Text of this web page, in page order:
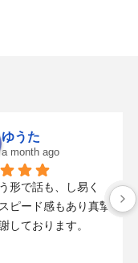
く
真摯に向き合って